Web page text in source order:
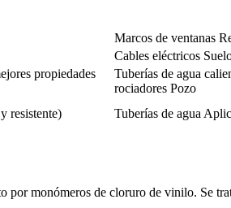
Marcos de ventanas
Cables eléctricos
propiedades
Tuberías de agua
rociadores Pozo
resistente) Tuberías de agua
monómeros de cloruro de vinilo. Se